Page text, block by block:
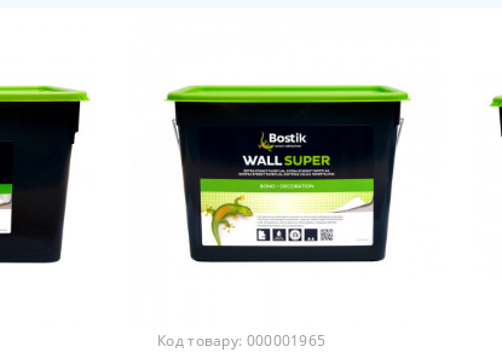
Код товару: 000001965